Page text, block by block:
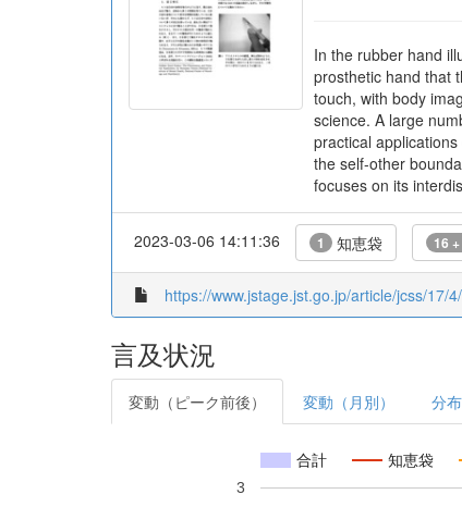
In the rubber hand
prosthetic hand that
touch, with body
science. A large
practical
the self-other
focuses on its
2023-03-06 14:11:36 1 知恵袋 16
https://www.jstage.jst.go.jp/article/jcss/17/
言及状況
変動（ピーク前後） 変動（月別） 分布
合計 知恵袋
3